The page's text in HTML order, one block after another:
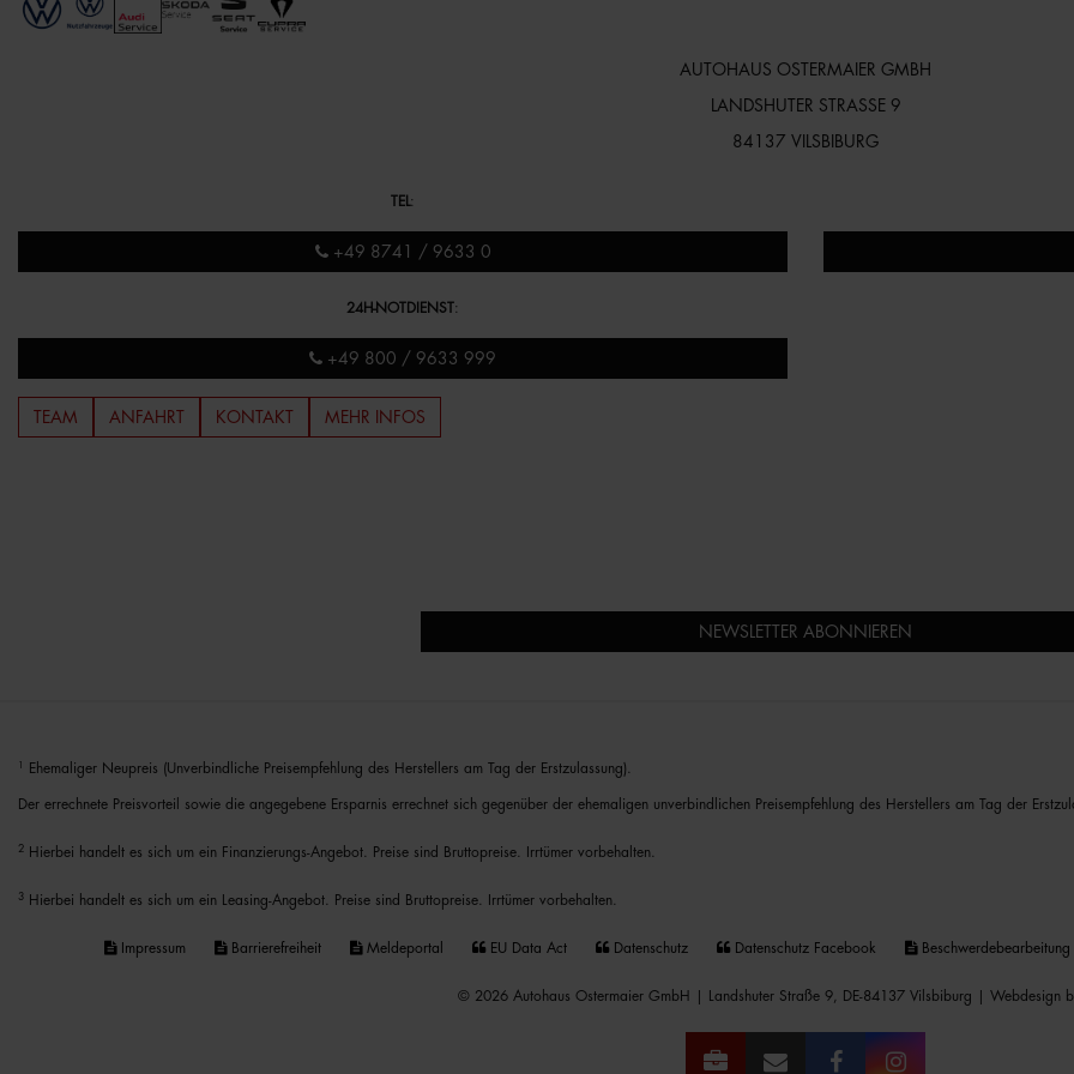
AUTOHAUS OSTERMAIER GMBH
LANDSHUTER STRASSE 9
84137 VILSBIBURG
TEL :
+49 8741 / 9633 0
24H-NOTDIENST:
+49 800 / 9633 999
TEAM ANFAHRT KONTAKT MEHR INFOS
NEWSLETTER ABONNIEREN
Ehemaliger Neupreis (Unverbindliche Preisempfehlung des Herstellers am Tag der Erstzulassung).
Der errechnete Preisvorteil sowie die angegebene Ersparnis errechnet sich gegenüber der ehemaligen unverbindlichen Preisempfehlung des Herstellers am Tag der
2 Hierbei handelt es sich um ein Finanzierungs-Angebot. Preise sind Bruttopreise. Irrtümer vorbehalten.
3 Hierbei handelt es sich um ein Leasing-Angebot. Preise sind Bruttopreise. Irrtümer vorbehalten.
Impressum Barrierefreiheit Meldeportal EU Data Act Datenschutz Datenschutz Facebook Beschwerdebearbeitung
© 2026 Autohaus Ostermaier GmbH | Landshuter Straße 9, DE-84137 Vilsbiburg | Webdesign